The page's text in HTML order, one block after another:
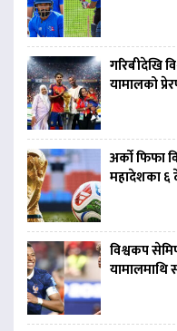
गरिबीदेखि
यामालको
अर्को फिफा
महादेशका
विश्वकप